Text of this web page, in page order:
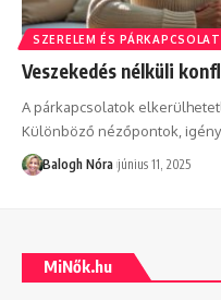
SZERELEM ÉS PÁRKAPCSOLAT
Veszekedés nélküli
A párkapcsolatok
Különböző nézőpontok,
Balogh Nóra június 11, 2025
MiNők.hu